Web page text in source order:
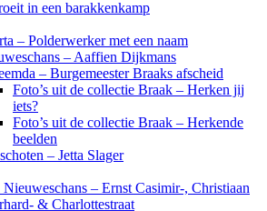
in een barakkenkamp
– Polderwerker met een naam
– Aaffien Dijkmans
– Burgemeester Braaks afscheid
Foto’s uit de collectie Braak – Herken jij
iets?
Foto’s uit de collectie Braak – Herkende
beelden
– Jetta Slager
Nieuweschans – Ernst Casimir-, Christiaan
& Charlottestraat